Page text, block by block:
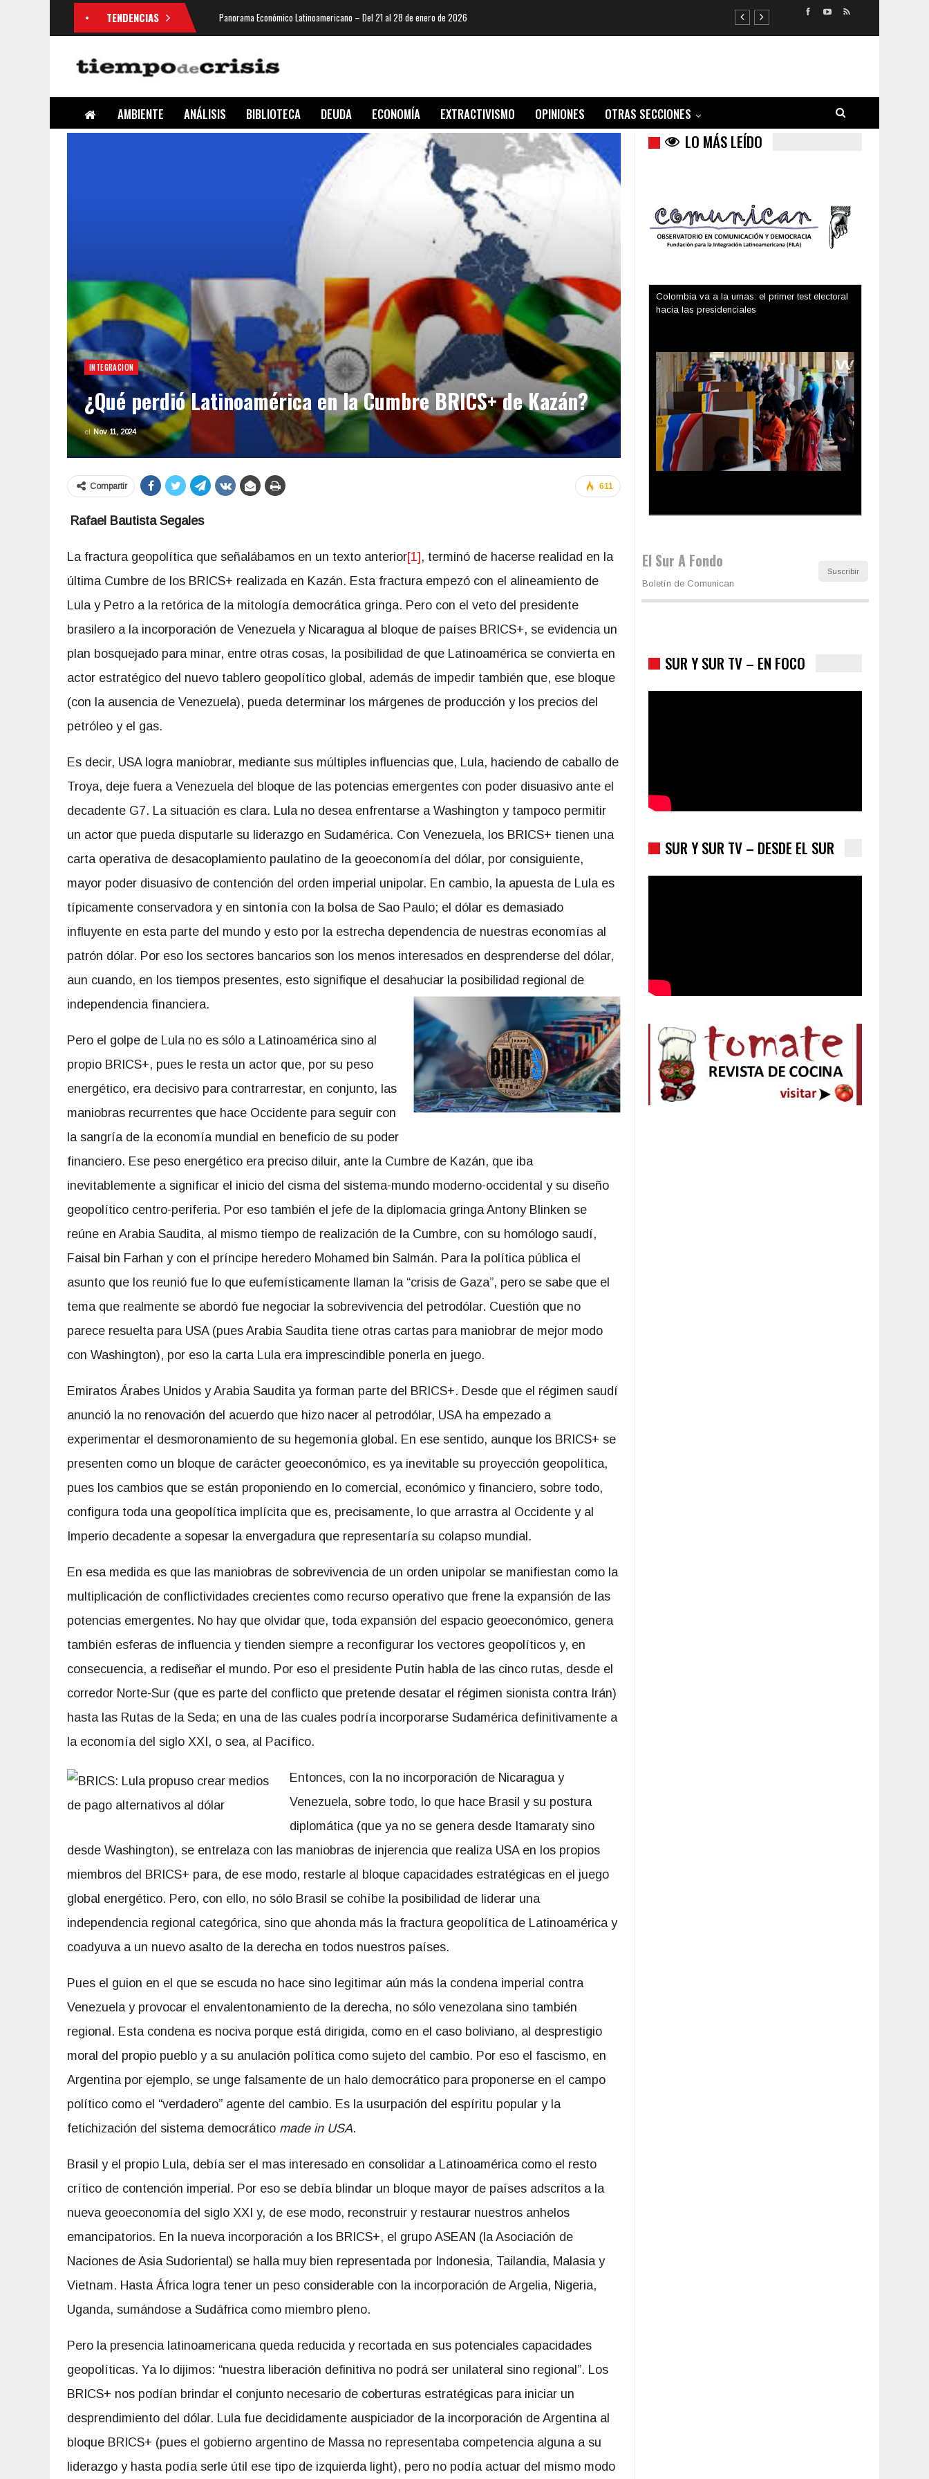
TENDENCIAS Panorama Económico Latinoamericano – Del 21 al 28 de enero de 2026
AMBIENTE ANÁLISIS BIBLIOTECA DEUDA ECONOMÍA EXTRACTIVISMO OPINIONES OTRAS SECCIONES
INTEGRACION
¿Qué perdió Latinoamérica en la Cumbre BRICS+ de Kazán?
el Nov 11, 2024
611
Compartir
Rafael Bautista Segales
La fractura geopolítica que señalábamos en un texto anterior[1] , terminó de hacerse realidad en la
última Cumbre de los BRICS+ realizada en Kazán. Esta fractura empezó con el alineamiento de
Lula y Petro a la retórica de la mitología democrática gringa. Pero con el veto del presidente
brasilero a la incorporación de Venezuela y Nicaragua al bloque de países BRICS+, se evidencia un
plan bosquejado para minar, entre otras cosas, la posibilidad de que Latinoamérica se convierta en
actor estratégico del nuevo tablero geopolítico global, además de impedir también que, ese bloque
(con la ausencia de Venezuela), pueda determinar los márgenes de producción y los precios del
petróleo y el gas.
Es decir, USA logra maniobrar, mediante sus múltiples influencias que, Lula, haciendo de caballo de
Troya, deje fuera a Venezuela del bloque de las potencias emergentes con poder disuasivo ante el
decadente G7. La situación es clara. Lula no desea enfrentarse a Washington y tampoco permitir
un actor que pueda disputarle su liderazgo en Sudamérica. Con Venezuela, los BRICS+ tienen una
carta operativa de desacoplamiento paulatino de la geoeconomía del dólar, por consiguiente,
mayor poder disuasivo de contención del orden imperial unipolar. En cambio, la apuesta de Lula es
típicamente conservadora y en sintonía con la bolsa de Sao Paulo; el dólar es demasiado
influyente en esta parte del mundo y esto por la estrecha dependencia de nuestras economías al
patrón dólar. Por eso los sectores bancarios son los menos interesados en desprenderse del dólar,
aun cuando, en los tiempos presentes, esto signifique el desahuciar la posibilidad regional de
independencia financiera.
Pero el golpe de Lula no es sólo a Latinoamérica sino al
propio BRICS+, pues le resta un actor que, por su peso
energético, era decisivo para contrarrestar, en conjunto, las
maniobras recurrentes que hace Occidente para seguir con
la sangría de la economía mundial en beneficio de su poder
financiero. Ese peso energético era preciso diluir, ante la Cumbre de Kazán, que iba
inevitablemente a significar el inicio del cisma del sistema-mundo moderno-occidental y su diseño
geopolítico centro-periferia. Por eso también el jefe de la diplomacia gringa Antony Blinken se
reúne en Arabia Saudita, al mismo tiempo de realización de la Cumbre, con su homólogo saudí,
Faisal bin Farhan y con el príncipe heredero Mohamed bin Salmán. Para la política pública el
asunto que los reunió fue lo que eufemísticamente llaman la “crisis de Gaza”, pero se sabe que el
tema que realmente se abordó fue negociar la sobrevivencia del petrodólar. Cuestión que no
parece resuelta para USA (pues Arabia Saudita tiene otras cartas para maniobrar de mejor modo
con Washington), por eso la carta Lula era imprescindible ponerla en juego.
Emiratos Árabes Unidos y Arabia Saudita ya forman parte del BRICS+. Desde que el régimen saudí
anunció la no renovación del acuerdo que hizo nacer al petrodólar, USA ha empezado a
experimentar el desmoronamiento de su hegemonía global. En ese sentido, aunque los BRICS+ se
presenten como un bloque de carácter geoeconómico, es ya inevitable su proyección geopolítica,
pues los cambios que se están proponiendo en lo comercial, económico y financiero, sobre todo,
configura toda una geopolítica implícita que es, precisamente, lo que arrastra al Occidente y al
Imperio decadente a sopesar la envergadura que representaría su colapso mundial.
En esa medida es que las maniobras de sobrevivencia de un orden unipolar se manifiestan como la
multiplicación de conflictividades crecientes como recurso operativo que frene la expansión de las
potencias emergentes. No hay que olvidar que, toda expansión del espacio geoeconómico, genera
también esferas de influencia y tienden siempre a reconfigurar los vectores geopolíticos y, en
consecuencia, a rediseñar el mundo. Por eso el presidente Putin habla de las cinco rutas, desde el
corredor Norte-Sur (que es parte del conflicto que pretende desatar el régimen sionista contra Irán)
hasta las Rutas de la Seda; en una de las cuales podría incorporarse Sudamérica definitivamente a
la economía del siglo XXI, o sea, al Pacífico.
Entonces, con la no incorporación de Nicaragua y
Venezuela, sobre todo, lo que hace Brasil y su postura
diplomática (que ya no se genera desde Itamaraty sino
desde Washington), se entrelaza con las maniobras de injerencia que realiza USA en los propios
miembros del BRICS+ para, de ese modo, restarle al bloque capacidades estratégicas en el juego
global energético. Pero, con ello, no sólo Brasil se cohíbe la posibilidad de liderar una
independencia regional categórica, sino que ahonda más la fractura geopolítica de Latinoamérica y
coadyuva a un nuevo asalto de la derecha en todos nuestros países.
Pues el guion en el que se escuda no hace sino legitimar aún más la condena imperial contra
Venezuela y provocar el envalentonamiento de la derecha, no sólo venezolana sino también
regional. Esta condena es nociva porque está dirigida, como en el caso boliviano, al desprestigio
moral del propio pueblo y a su anulación política como sujeto del cambio. Por eso el fascismo, en
Argentina por ejemplo, se unge falsamente de un halo democrático para proponerse en el campo
político como el “verdadero” agente del cambio. Es la usurpación del espíritu popular y la
fetichización del sistema democrático made in USA.
Brasil y el propio Lula, debía ser el mas interesado en consolidar a Latinoamérica como el resto
crítico de contención imperial. Por eso se debía blindar un bloque mayor de países adscritos a la
nueva geoeconomía del siglo XXI y, de ese modo, reconstruir y restaurar nuestros anhelos
emancipatorios. En la nueva incorporación a los BRICS+, el grupo ASEAN (la Asociación de
Naciones de Asia Sudoriental) se halla muy bien representada por Indonesia, Tailandia, Malasia y
Vietnam. Hasta África logra tener un peso considerable con la incorporación de Argelia, Nigeria,
Uganda, sumándose a Sudáfrica como miembro pleno.
Pero la presencia latinoamericana queda reducida y recortada en sus potenciales capacidades
geopolíticas. Ya lo dijimos: “nuestra liberación definitiva no podrá ser unilateral sino regional”. Los
BRICS+ nos podían brindar el conjunto necesario de coberturas estratégicas para iniciar un
desprendimiento del dólar. Lula fue decididamente auspiciador de la incorporación de Argentina al
bloque BRICS+ (pues el gobierno argentino de Massa no representaba competencia alguna a su
liderazgo y hasta podía serle útil ese tipo de izquierda light), pero no podía actuar del mismo modo
LO MÁS LEÍDO
Trump y las drogas: la viga en los propios ojos
Los latinos le van dando la espalda a Trump